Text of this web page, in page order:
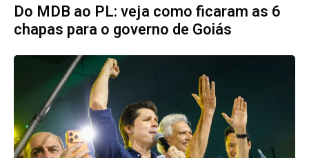
Do MDB ao PL: veja como ficaram as 6
chapas para o governo de Goiás